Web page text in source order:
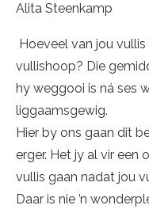
Alita Steenkamp
Hoeveel van jou vullis
vullishoop? Die
hy weggooi is ná ses
liggaamsgewig.
Hier by ons gaan dit
erger. Het jy al vir een
vullis gaan nadat jou
Daar is nie ’n